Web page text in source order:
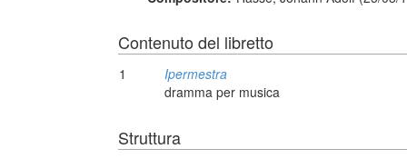
Contenuto del libretto
1
Ipermestra
dramma per musica
Struttura